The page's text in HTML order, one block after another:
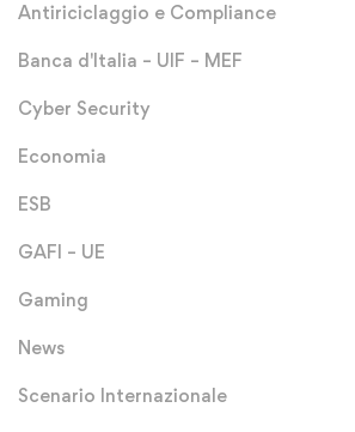
Antiriciclaggio e Compliance
Banca d'Italia – UIF – MEF
Cyber Security
Economia
ESB
GAFI – UE
Gaming
News
Scenario Internazionale